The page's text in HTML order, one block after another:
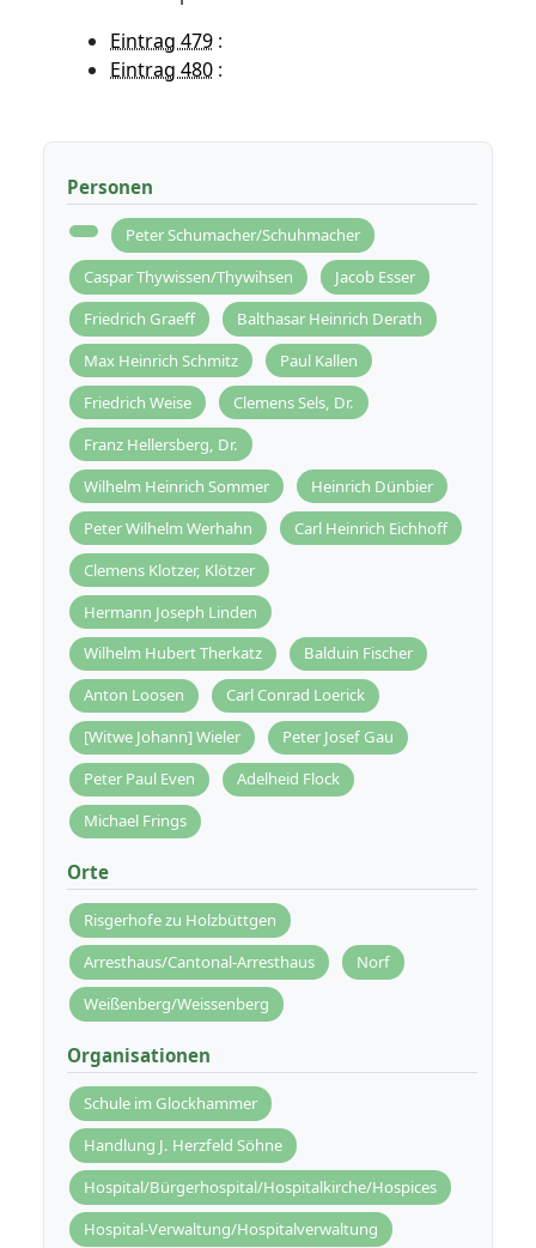
Eintrag 479 :
Eintrag 480 :
Personen
Peter Schumacher/Schuhmacher
Caspar Thywissen/Thywihsen
Jacob Esser
Friedrich Graeff
Balthasar Heinrich Derath
Max Heinrich Schmitz
Paul Kallen
Friedrich Weise
Clemens Sels, Dr.
Franz Hellersberg, Dr.
Wilhelm Heinrich Sommer
Heinrich Dünbier
Peter Wilhelm Werhahn
Carl Heinrich Eichhoff
Clemens Klotzer, Klötzer
Hermann Joseph Linden
Wilhelm Hubert Therkatz
Balduin Fischer
Anton Loosen
Carl Conrad Loerick
[Witwe Johann] Wieler
Peter Josef Gau
Peter Paul Even
Adelheid Flock
Michael Frings
Orte
Risgerhofe zu Holzbüttgen
Arresthaus/Cantonal-Arresthaus
Norf
Weißenberg/Weissenberg
Organisationen
Schule im Glockhammer
Handlung J. Herzfeld Söhne
Hospital/Bürgerhospital/Hospitalkirche/Hospices
Hospital-Verwaltung/Hospitalverwaltung